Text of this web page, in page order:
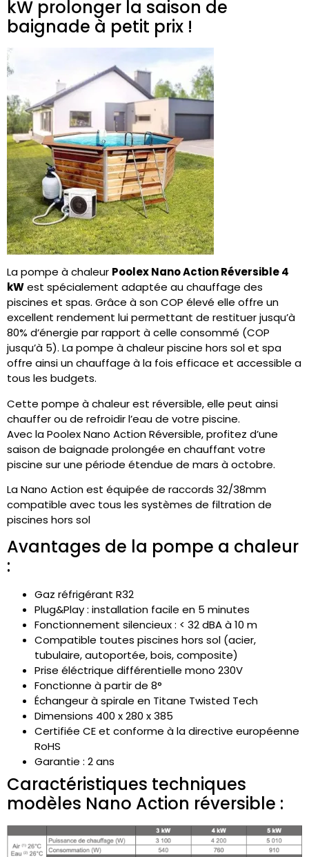
kW prolonger la saison de
baignade à petit prix !
La pompe à chaleur PoolexNano Action Réversible 4
kWest spécialement adaptée au chauffage des
piscines et spas. Grâce à son COP élevé elle offre un
excellent rendement lui permettant de restituer jusqu’à
80% d’énergie par rapport à celle consommé (COP
jusqu’à 5). La pompe à chaleur piscine hors solet spa
offre ainsi un chauffage à la fois efficace et accessible a
tous les budgets.
Cette pompe à chaleur est réversible, elle peut ainsi
chauffer ou de refroidir l’eau de votre piscine.
Avec laPoolexNano Action Réversible, profitez d’une
saison de baignade prolongée en chauffant votre
piscine sur une période étendue de mars à octobre.
La Nano Action est équipée de raccords 32/38mm
compatible avec tous les systèmes de filtration de
piscines hors sol
Avantages de la pompe a chaleur
:
Gaz réfrigérant R32
Plug&Play : installation facile en 5 minutes
Fonctionnement silencieux : < 32 dBA à 10 m
Compatible toutes piscines hors sol (acier,
tubulaire, autoportée, bois, composite)
Prise éléctrique différentielle mono 230V
Fonctionne à partir de 8°
Échangeur à spirale en Titane Twisted Tech
Dimensions 400 x 280 x 385
Certifiée CE et conforme à la directive européenne
RoHS
Garantie : 2 ans
Caractéristiques techniques
modèles Nano Action réversible :